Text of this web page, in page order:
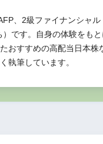
、2級ファイナンシャル
です。自身の体験をも
おすすめの高配当日本株
執筆しています。